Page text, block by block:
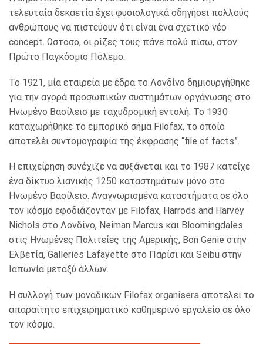
τελευταία δεκαετία έχει φυσιολογικά οδηγήσει πολλούς
ανθρώπους να πιστεύουν ότι είναι ένα σχετικό νέο
concept. Ωστόσο, οι ρίζες τους πάνε πολύ πίσω, στον
Πρώτο Παγκόσμιο Πόλεμο.
Το 1921, μία εταιρεία με έδρα το Λονδίνο δημιουργήθηκε
για την αγορά προσωπικών συστημάτων οργάνωσης στο
Ηνωμένο Βασίλειο με ταχυδρομική εντολή. Το 1930
καταχωρήθηκε το εμπορικό σήμα Filofax, το οποίο
αποτελέι συντομογραφία της έκφρασης “file of facts”.
Η επιχείρηση συνέχιζε να αυξάνεται και το 1987 κατείχε
ένα δίκτυο λιανικής 1250 καταστημάτων μόνο στο
Ηνωμένο Βασίλειο. Αναγνωρισμένα καταστήματα σε όλο
τον κόσμο εφοδιάζονταν με Filofax, Harrods and Harvey
Nichols στο Λονδίνο, Neiman Marcus και Bloomingdales
στις Ηνωμένες Πολιτείες της Αμερικής, Bon Genie στην
Ελβετία, Galleries Lafayette στο Παρίσι και Seibu στην
Ιαπωνία μεταξύ άλλων.
Η συλλογή των μοναδικών Filofax organisers αποτελεί το
απαραίτητο επιχειρηματικό καθημερινό εργαλείο σε όλο
τον κόσμο.